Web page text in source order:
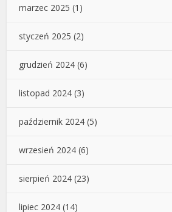
marzec 2025 (1)
styczeń 2025 (2)
grudzień 2024 (6)
listopad 2024 (3)
październik 2024 (5)
wrzesień 2024 (6)
sierpień 2024 (23)
lipiec 2024 (14)